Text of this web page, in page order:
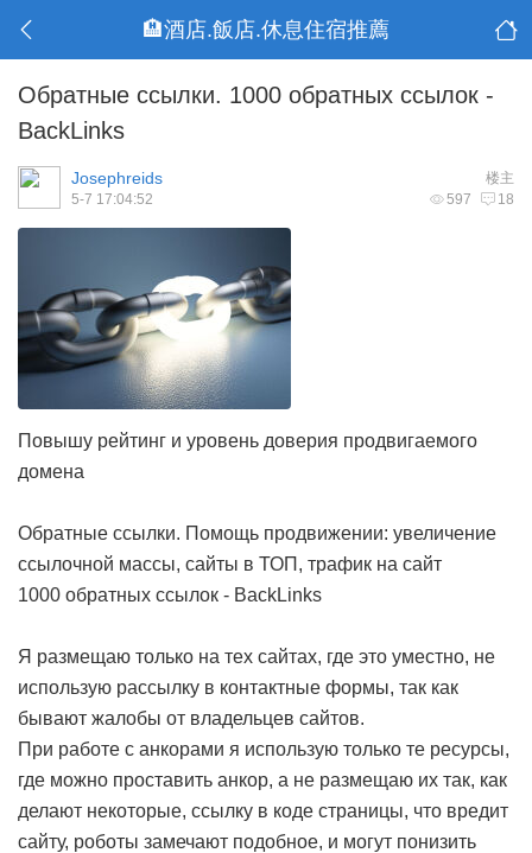
🏨酒店.飯店.休息住宿推薦
Обратные ссылки. 1000 обратных ссылок -
BackLinks
楼主
Josephreids
597 18
5-7 17:04:52
Повышу рейтинг и уровень доверия продвигаемого
домена
Обратные ссылки. Помощь продвижении: увеличение
ссылочной массы, сайты в ТОП, трафик на сайт
1000 обратных ссылок - BackLinks
Я размещаю только на тех сайтах, где это уместно, не
использую рассылку в контактные формы, так как
бывают жалобы от владельцев сайтов.
При работе с анкорами я использую только те ресурсы,
где можно проставить анкор, а не размещаю их так, как
делают некоторые, ссылку в коде страницы, что вредит
сайту, роботы замечают подобное, и могут понизить